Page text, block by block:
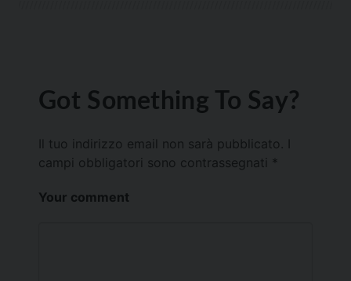
Got Something To Say?
Il tuo indirizzo email non sarà pubblicato.
campi obbligatori sono contrassegnati *
Your comment